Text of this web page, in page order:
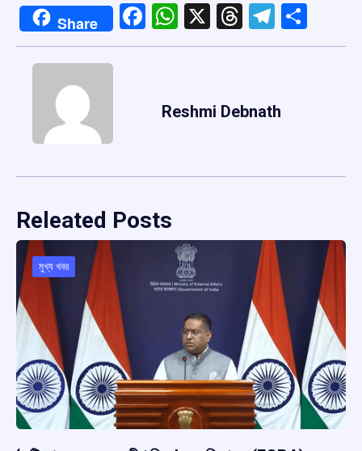
Share Facebook
WhatsApp
X Threads
Reshmi Debnath
Releated Posts
মুখ্য খবর